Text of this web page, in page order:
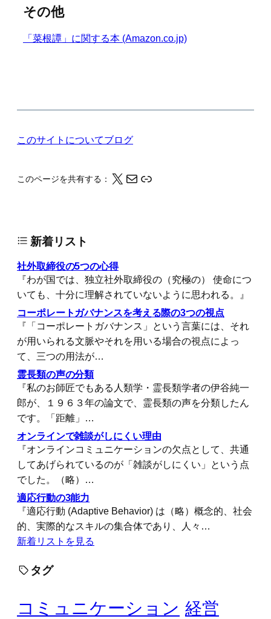
その他
「菜根譚」に関する本 (Amazon.co.jp)
このサイトについてブログ
このページを共有する： X メール このページの情報をクリップボードにコピーする
新着リスト
社外取締役の5つの心得
『わが国では、独立社外取締役の（究極の） 使命につ
いても、十分に理解されていないように思われる。』
コーポレートガバナンスを考える際の3つの視点
『「コーポレートガバナンス」という言葉には、それ
が用いられる文脈やそれを用いる場合の視点によっ
て、三つの用法が…
霊長類の声の分類
『私のお師匠でもある人類学・霊長類学者の伊谷純一
郎が、１９６３年の論文で、霊長類の声を分類したん
です。「距離」…
オンラインで雑談がしにくい理由
『オンラインコミュニケーションの欠点として、共通
してあげられているのが「雑談がしにくい」という点
でした。（略）…
適応行動の3能力
『適応行動 (Adaptive Behavior) は（略）概念的、社会
的、実際的なスキルの集合体であり、人々…
新着リストを見る
タグ
コミュニケーション 経営